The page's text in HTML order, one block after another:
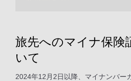
旅先へのマイナ保険
いて
2024年12月2日以降、マイナンバー